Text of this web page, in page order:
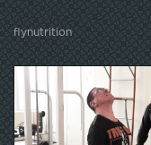
flynutrition